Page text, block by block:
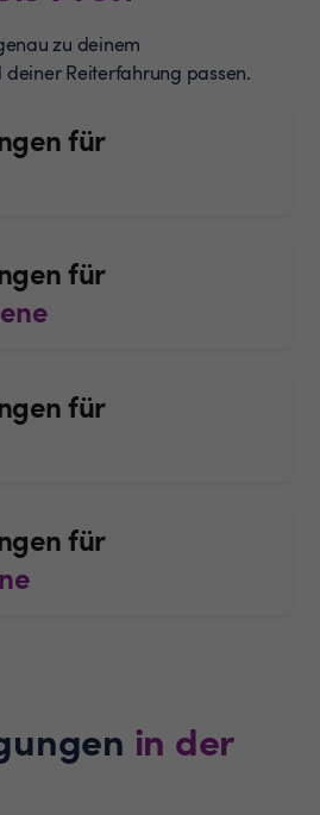
zu deinem
Reiterfahrung passen.
für
für
für
für
in der